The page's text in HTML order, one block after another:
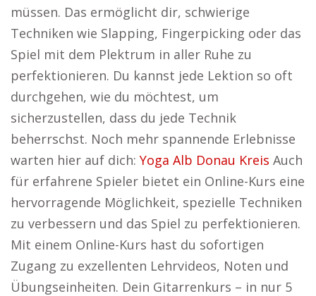
müssen. Das ermöglicht dir, schwierige
Techniken wie Slapping, Fingerpicking oder das
Spiel mit dem Plektrum in aller Ruhe zu
perfektionieren. Du kannst jede Lektion so oft
durchgehen, wie du möchtest, um
sicherzustellen, dass du jede Technik
beherrschst. Noch mehr spannende Erlebnisse
warten hier auf dich: Yoga Alb Donau Kreis Auch
für erfahrene Spieler bietet ein Online-Kurs eine
hervorragende Möglichkeit, spezielle Techniken
zu verbessern und das Spiel zu perfektionieren.
Mit einem Online-Kurs hast du sofortigen
Zugang zu exzellenten Lehrvideos, Noten und
Übungseinheiten. Dein Gitarrenkurs – in nur 5